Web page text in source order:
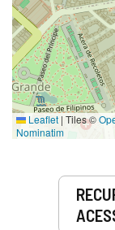
Leaflet | Tiles ©
Nominatim